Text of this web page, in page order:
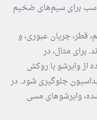
برای سیم‌های ضخیم
قطر، جریان عبوری، و
برای مثال، در
از وایرشو با روکش
جلوگیری شود. در
وایرشوهای مسی